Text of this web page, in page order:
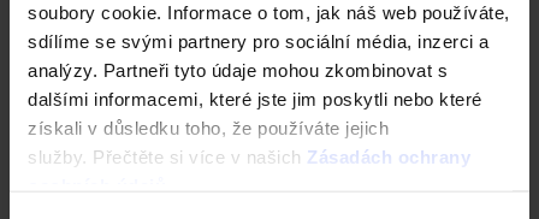
soubory cookie. Informace o tom, jak náš web používáte,
sdílíme se svými partnery pro sociální média, inzerci a
analýzy. Partneři tyto údaje mohou zkombinovat s
dalšími informacemi, které jste jim poskytli nebo které
získali v důsledku toho, že používáte jejich
služby. Přečtěte si více v našich Zásadách ochrany
Poskytneme vám řadutiskovina návodnýchvideí pro
stavbu svépomocí .